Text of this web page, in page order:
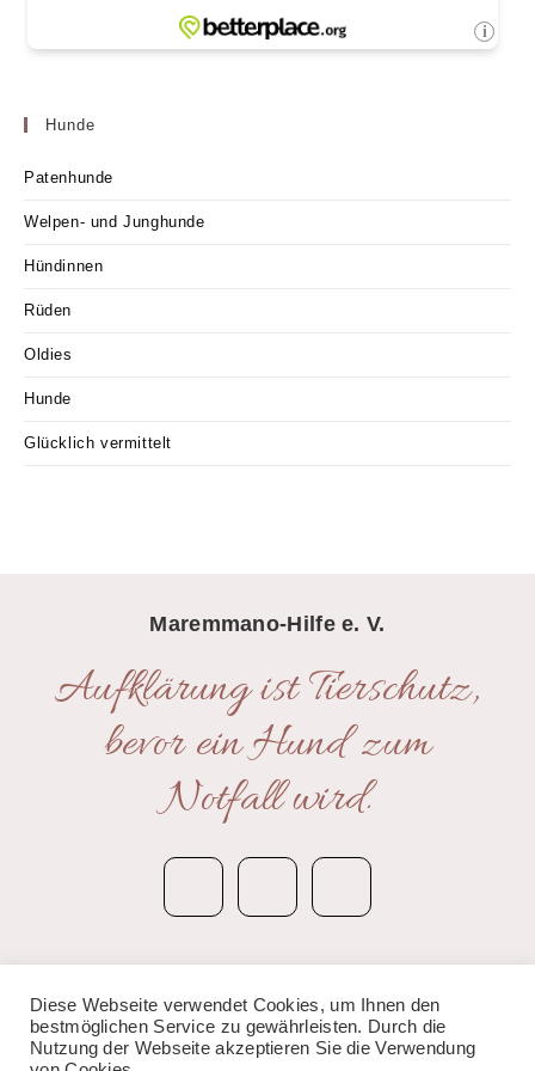
Hunde
Patenhunde
Welpen- und Junghunde
Hündinnen
Rüden
Oldies
Hunde
Glücklich vermittelt
Maremmano-Hilfe e. V.
Aufklärung ist Tierschutz,
bevor ein Hund zum
Notfall wird.
Kontakt|Impressum|Datenschutzerklärung
© 2020 Anima Bianca – Maremmano-Hilfe e.V.
Diese Webseite verwendet Cookies, um Ihnen den
bestmöglichen Service zu gewährleisten. Durch die
Nutzung der Webseite akzeptieren Sie die Verwendung